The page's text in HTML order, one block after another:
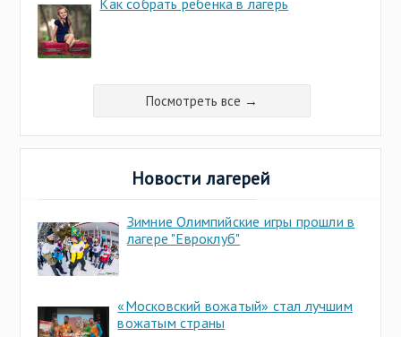
Как собрать ребенка в лагерь
Посмотреть все →
Новости лагерей
Зимние Олимпийские игры прошли в
лагере "Евроклуб"
«Московский вожатый» стал лучшим
вожатым страны